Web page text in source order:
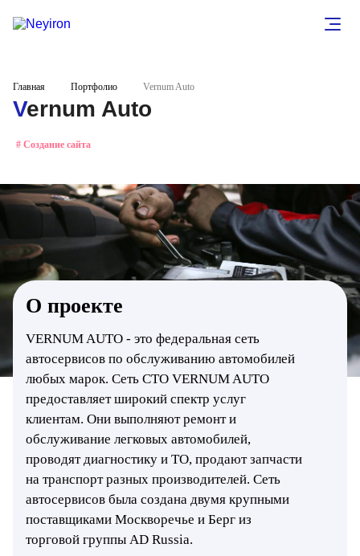
Главная Портфолио Vernum Auto
Vernum Auto
# Создание сайта
О проекте
VERNUM AUTO - это федеральная сеть
автосервисов по обслуживанию автомобилей
любых марок. Сеть СТО VERNUM AUTO
предоставляет широкий спектр услуг
клиентам. Они выполняют ремонт и
обслуживание легковых автомобилей,
проводят диагностику и ТО, продают запчасти
на транспорт разных производителей. Сеть
автосервисов была создана двумя крупными
поставщиками Москворечье и Берг из
торговой группы AD Russia.